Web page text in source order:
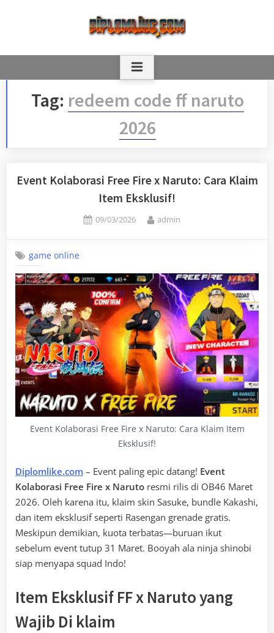
Tag: redeem code ff naruto
2026
Event Kolaborasi Free Fire x Naruto: Cara Klaim
Item Eksklusif!
Posted
09/03/2026 By
admin
game online
Event Kolaborasi Free Fire x Naruto: Cara Klaim Item
Eksklusif!
Diplomlike.com – Event paling epic datang! Event
Kolaborasi Free Fire x Naruto resmi rilis di OB46 Maret
2026. Oleh karena itu, klaim skin Sasuke, bundle Kakashi,
dan item eksklusif seperti Rasengan grenade gratis.
Meskipun demikian, kuota terbatas—buruan ikut
sebelum event tutup 31 Maret. Booyah ala ninja shinobi
siap menyapa squad Indo!
Item Eksklusif FF x Naruto yang
Wajib Di klaim